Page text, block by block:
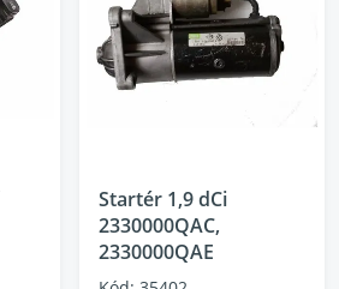
Startér 1,9 dCi
2330000QAC,
2330000QAE